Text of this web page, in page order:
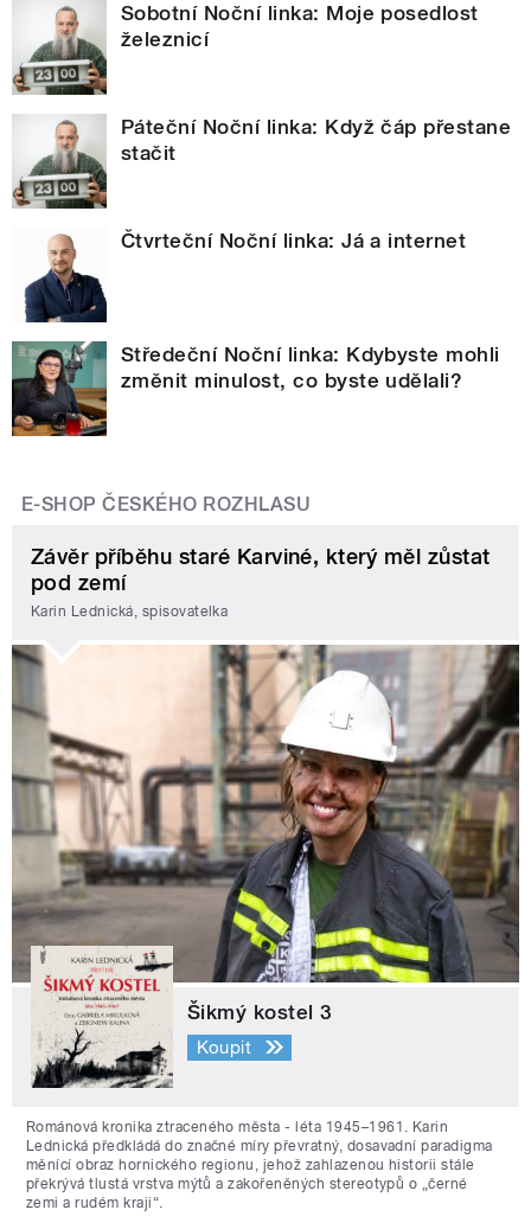
Sobotní Noční linka: Moje posedlost
železnicí
Páteční Noční linka: Když čáp přestane
stačit
Čtvrteční Noční linka: Já a internet
Středeční Noční linka: Kdybyste mohli
změnit minulost, co byste udělali?
E-SHOP ČESKÉHO ROZHLASU
Závěr příběhu staré Karviné, který měl zůstat
pod zemí
Karin Lednická, spisovatelka
Šikmý kostel 3
Koupit
Románová kronika ztraceného města - léta 1945–1961. Karin
Lednická předkládá do značné míry převratný, dosavadní paradigma
měnící obraz hornického regionu, jehož zahlazenou historii stále
překrývá tlustá vrstva mýtů a zakořeněných stereotypů o „černé
zemi a rudém kraji“.